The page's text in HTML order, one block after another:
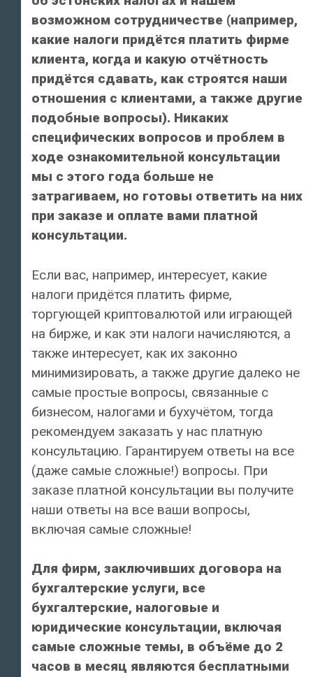
возможном сотрудничестве (например,
какие налоги придётся платить фирме
клиента, когда и какую отчётность
придётся сдавать, как строятся наши
отношения с клиентами, а также другие
подобные вопросы). Никаких
специфических вопросов и проблем в
ходе ознакомительной консультации
мы с этого года больше не
затрагиваем, но готовы ответить на них
при заказе и оплате вами платной
консультации.
Если вас, например, интересует, какие
налоги придётся платить фирме,
торгующей криптовалютой или играющей
на бирже, и как эти налоги начисляются, а
также интересует, как их законно
минимизировать, а также другие далеко не
самые простые вопросы, связанные с
бизнесом, налогами и бухучётом, тогда
рекомендуем заказать у нас платную
консультацию. Гарантируем ответы на все
(даже самые сложные!) вопросы. При
заказе платной консультации вы получите
наши ответы на все ваши вопросы,
включая самые сложные!
Для фирм, заключивших договора на
бухгалтерские услуги, все
бухгалтерские, налоговые и
юридические консультации, включая
самые сложные темы, в объёме до 2
часов в месяц являются бесплатными